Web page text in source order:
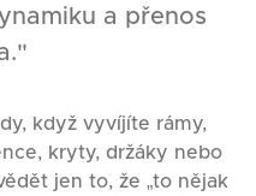
a přenos
když vyvíjíte rámy,
kryty, držáky nebo
jen to, že „to nějak